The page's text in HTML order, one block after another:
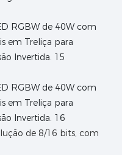
de 8/16 bits, com